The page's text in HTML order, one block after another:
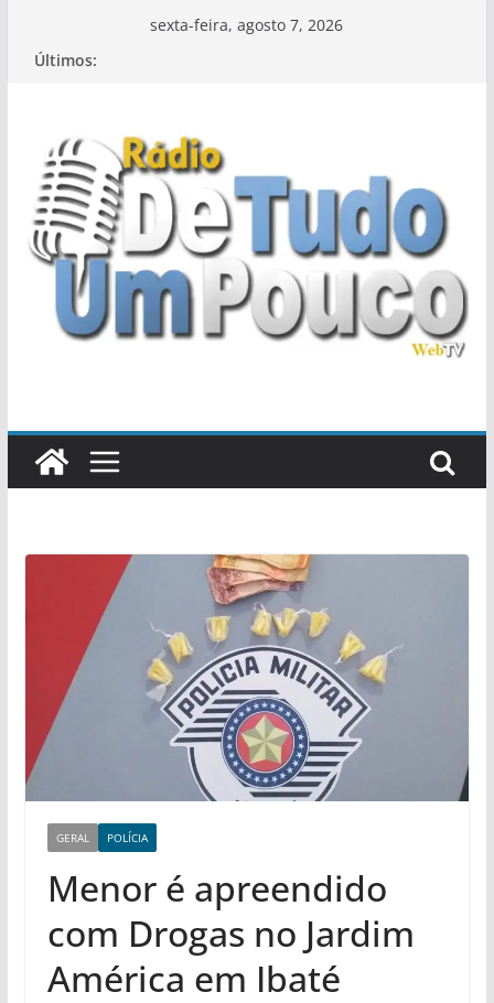
sexta-feira, agosto 7, 2026
Últimos:
GERAL POLÍCIA
Menor é apreendido
com Drogas no Jardim
América em Ibaté